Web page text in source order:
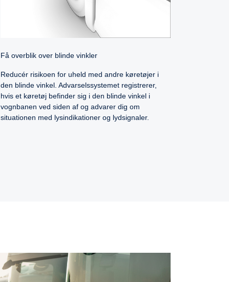
Få overblik over blinde vinkler
Reducér risikoen for uheld med andre køretøjer i
den blinde vinkel. Advarselssystemet registrerer,
hvis et køretøj befinder sig i den blinde vinkel i
vognbanen ved siden af og advarer dig om
situationen med lysindikationer og lydsignaler.